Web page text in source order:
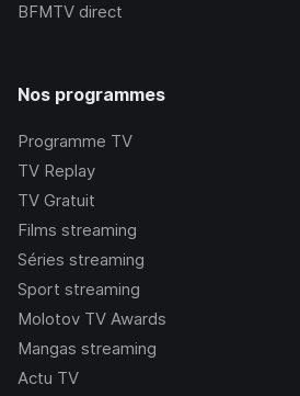
BFMTV direct
Nos programmes
Programme TV
TV Replay
TV Gratuit
Films streaming
Séries streaming
Sport streaming
Molotov TV Awards
Mangas streaming
Actu TV